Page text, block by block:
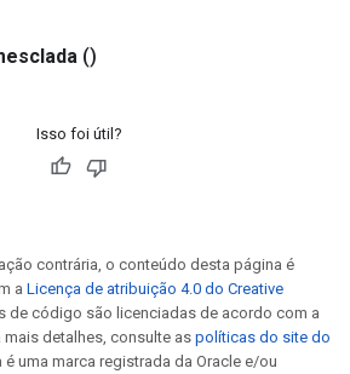
()
Isso foi útil?
contrária, o conteúdo desta página é
a Licença de atribuição 4.0 do Creative
de código são licenciadas de acordo com a
mais detalhes, consulte as políticas do site do
é uma marca registrada da Oracle e/ou